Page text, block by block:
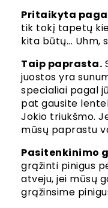
Pritaikyta
tik tokį tapetų
kita būtų... Uhm,
Taip paprasta.
juostos yra
specialiai pagal
pat gausite
Jokio triukšmo.
mūsų paprastu
Pasitenkinimo
grąžinti pinigus
atveju, jei mūsų
grąžinsime